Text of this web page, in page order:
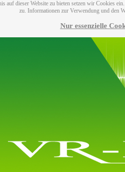
auf dieser Website zu bieten setzen wir Cookies
zu. Informationen zur Verwendung und den
Nur essenzielle